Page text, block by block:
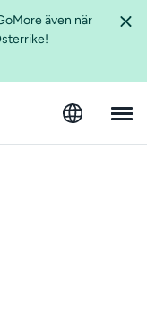
även när